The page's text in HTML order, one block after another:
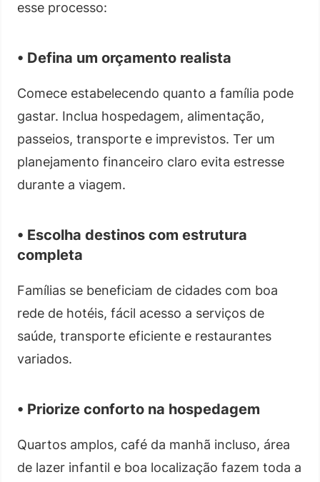
esse processo:
• Defina um orçamento realista
Comece estabelecendo quanto a família pode
gastar. Inclua hospedagem, alimentação,
passeios, transporte e imprevistos. Ter um
planejamento financeiro claro evita estresse
durante a viagem.
• Escolha destinos com estrutura
completa
Famílias se beneficiam de cidades com boa
rede de hotéis, fácil acesso a serviços de
saúde, transporte eficiente e restaurantes
variados.
• Priorize conforto na hospedagem
Quartos amplos, café da manhã incluso, área
de lazer infantil e boa localização fazem toda a